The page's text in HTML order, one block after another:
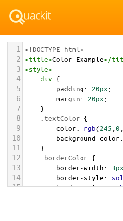
1 <!DOCTYPE html>
2 <title>Color Example</
3 <style>
4 div {
5 padding: 20px;
6 margin: 20px;
7 }
8 .textColor {
9 color: rgb(245 0
10 background-color:
11 }
12 .borderColor {
13 border-width: 3px
14 border-style:
15 border-color: rgb